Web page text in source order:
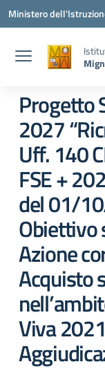
Vai ai contenuti
Vai al menu di
Vai al footer
Ministero
Progetto
2027
Uff. 140
FSE +
del 01/
Obiettivo
Azione
Acquisto
Viva